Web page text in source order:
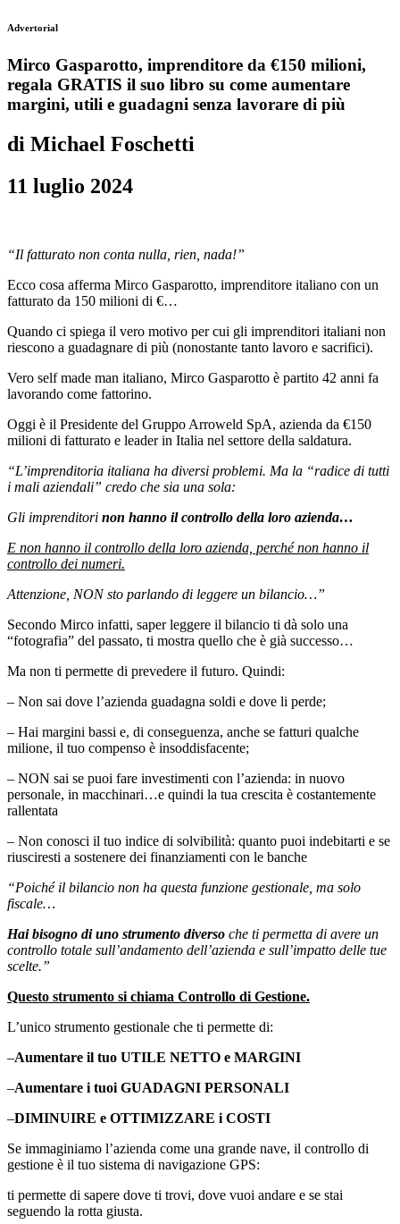
Advertorial
Mirco Gasparotto, imprenditore da €150 milioni,
regala GRATIS il suo libro su come aumentare
margini, utili e guadagni senza lavorare di più
di Michael Foschetti
11 luglio 2024
“Il fatturato non conta nulla, rien, nada!”
Ecco cosa afferma Mirco Gasparotto, imprenditore italiano con un
fatturato da 150 milioni di €…
Quando ci spiega il vero motivo per cui gli imprenditori italiani non
riescono a guadagnare di più (nonostante tanto lavoro e sacrifici).
Vero self made man italiano, Mirco Gasparotto è partito 42 anni fa
lavorando come fattorino.
Oggi è il Presidente del Gruppo Arroweld SpA, azienda da €150
milioni di fatturato e leader in Italia nel settore della saldatura.
“L’imprenditoria italiana ha diversi problemi. Ma la “radice di tutti
i mali aziendali” credo che sia una sola:
Gli imprenditori non hanno il controllo della loro azienda…
E non hanno il controllo della loro azienda, perché non hanno il
controllo dei numeri.
Attenzione, NON sto parlando di leggere un bilancio…”
Secondo Mirco infatti, saper leggere il bilancio ti dà solo una
“fotografia” del passato, ti mostra quello che è già successo…
Ma non ti permette di prevedere il futuro. Quindi:
– Non sai dove l’azienda guadagna soldi e dove li perde;
– Hai margini bassi e, di conseguenza, anche se fatturi qualche
milione, il tuo compenso è insoddisfacente;
– NON sai se puoi fare investimenti con l’azienda: in nuovo
personale, in macchinari…e quindi la tua crescita è costantemente
rallentata
– Non conosci il tuo indice di solvibilità: quanto puoi indebitarti e se
riusciresti a sostenere dei finanziamenti con le banche
“Poiché il bilancio non ha questa funzione gestionale, ma solo
fiscale…
Hai bisogno di uno strumento diverso che ti permetta di avere un
controllo totale sull’andamento dell’azienda e sull’impatto delle tue
scelte.”
Questo strumento si chiama Controllo di Gestione.
L’unico strumento gestionale che ti permette di:
–Aumentare il tuo UTILE NETTO e MARGINI
–Aumentare i tuoi GUADAGNI PERSONALI
–DIMINUIRE e OTTIMIZZARE i COSTI
Se immaginiamo l’azienda come una grande nave, il controllo di
gestione è il tuo sistema di navigazione GPS:
ti permette di sapere dove ti trovi, dove vuoi andare e se stai
seguendo la rotta giusta.